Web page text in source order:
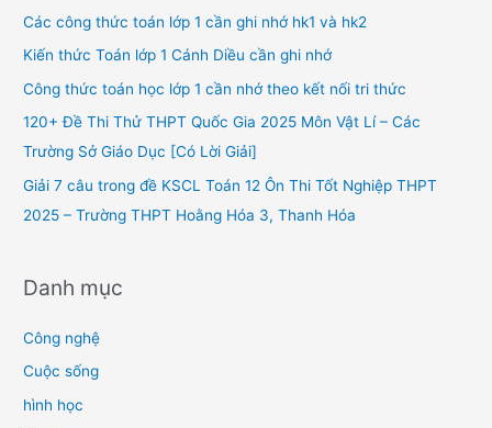
h
f
o
Các công thức toán lớp 1 cần ghi nhớ hk1 và hk2
Kiến thức Toán lớp 1 Cánh Diều cần ghi nhớ
Công thức toán học lớp 1 cần nhớ theo kết nối tri thức
120+ Đề Thi Thử THPT Quốc Gia 2025 Môn Vật Lí – Các
Trường Sở Giáo Dục [Có Lời Giải]
Giải 7 câu trong đề KSCL Toán 12 Ôn Thi Tốt Nghiệp THPT
2025 – Trường THPT Hoằng Hóa 3, Thanh Hóa
Danh mục
Công nghệ
Cuộc sống
hình học